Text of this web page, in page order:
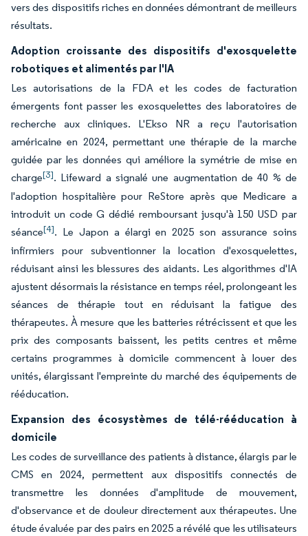
vers des dispositifs riches en données démontrant de meilleurs
résultats.
Adoption croissante des dispositifs d'exosquelette
robotiques et alimentés par l'IA
Les autorisations de la FDA et les codes de facturation
émergents font passer les exosquelettes des laboratoires de
recherche aux cliniques. L'Ekso NR a reçu l'autorisation
américaine en 2024, permettant une thérapie de la marche
guidée par les données qui améliore la symétrie de mise en
charge[3]. Lifeward a signalé une augmentation de 40 % de
l'adoption hospitalière pour ReStore après que Medicare a
introduit un code G dédié remboursant jusqu'à 150 USD par
séance[4]. Le Japon a élargi en 2025 son assurance soins
infirmiers pour subventionner la location d'exosquelettes,
réduisant ainsi les blessures des aidants. Les algorithmes d'IA
ajustent désormais la résistance en temps réel, prolongeant les
séances de thérapie tout en réduisant la fatigue des
thérapeutes. À mesure que les batteries rétrécissent et que les
prix des composants baissent, les petits centres et même
certains programmes à domicile commencent à louer des
unités, élargissant l'empreinte du marché des équipements de
rééducation.
Expansion des écosystèmes de télé-rééducation à
domicile
Les codes de surveillance des patients à distance, élargis par le
CMS en 2024, permettent aux dispositifs connectés de
transmettre les données d'amplitude de mouvement,
d'observance et de douleur directement aux thérapeutes. Une
étude évaluée par des pairs en 2025 a révélé que les utilisateurs